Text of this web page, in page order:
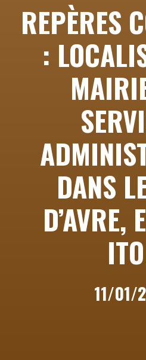
REPÈRES
:
DANS
D’AVRE,
11/01/